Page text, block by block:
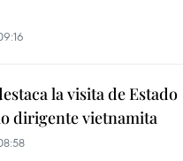
la visita de Estado
dirigente vietnamita